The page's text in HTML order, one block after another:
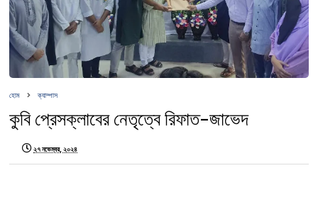
হোম ক্যাম্পাস
কুবি প্রেসক্লাবের নেতৃত্বে রিফাত-জাভেদ
২৭ নভেম্বর, ২০২৪